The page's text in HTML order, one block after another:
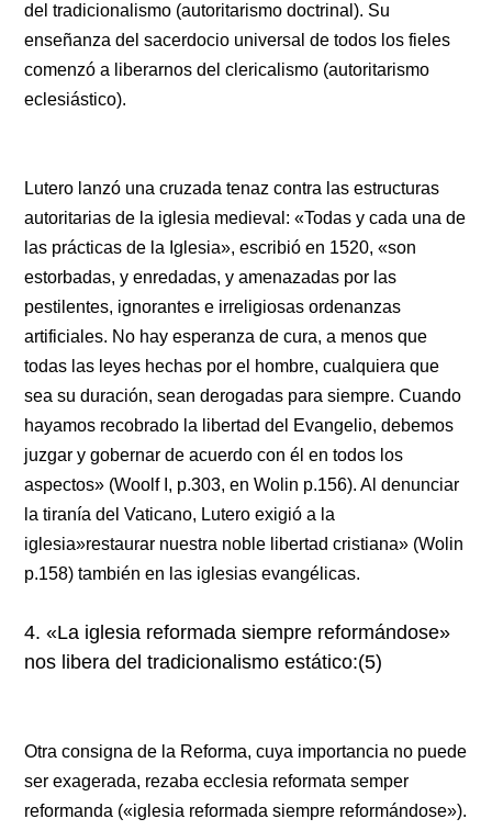
del tradicionalismo (autoritarismo doctrinal). Su
enseñanza del sacerdocio universal de todos los fieles
comenzó a liberarnos del clericalismo (autoritarismo
eclesiástico).
Lutero lanzó una cruzada tenaz contra las estructuras
autoritarias de la iglesia medieval: «Todas y cada una de
las prácticas de la Iglesia», escribió en 1520, «son
estorbadas, y enredadas, y amenazadas por las
pestilentes, ignorantes e irreligiosas ordenanzas
artificiales. No hay esperanza de cura, a menos que
todas las leyes hechas por el hombre, cualquiera que
sea su duración, sean derogadas para siempre. Cuando
hayamos recobrado la libertad del Evangelio, debemos
juzgar y gobernar de acuerdo con él en todos los
aspectos» (Woolf I, p.303, en Wolin p.156). Al denunciar
la tiranía del Vaticano, Lutero exigió a la
iglesia»restaurar nuestra noble libertad cristiana» (Wolin
p.158) también en las iglesias evangélicas.
4. «La iglesia reformada siempre reformándose»
nos libera del tradicionalismo estático:(5)
Otra consigna de la Reforma, cuya importancia no puede
ser exagerada, rezaba ecclesia reformata semper
reformanda («iglesia reformada siempre reformándose»).